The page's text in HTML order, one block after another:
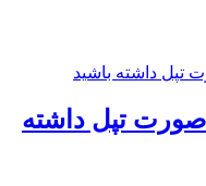
صورت تپل داشته